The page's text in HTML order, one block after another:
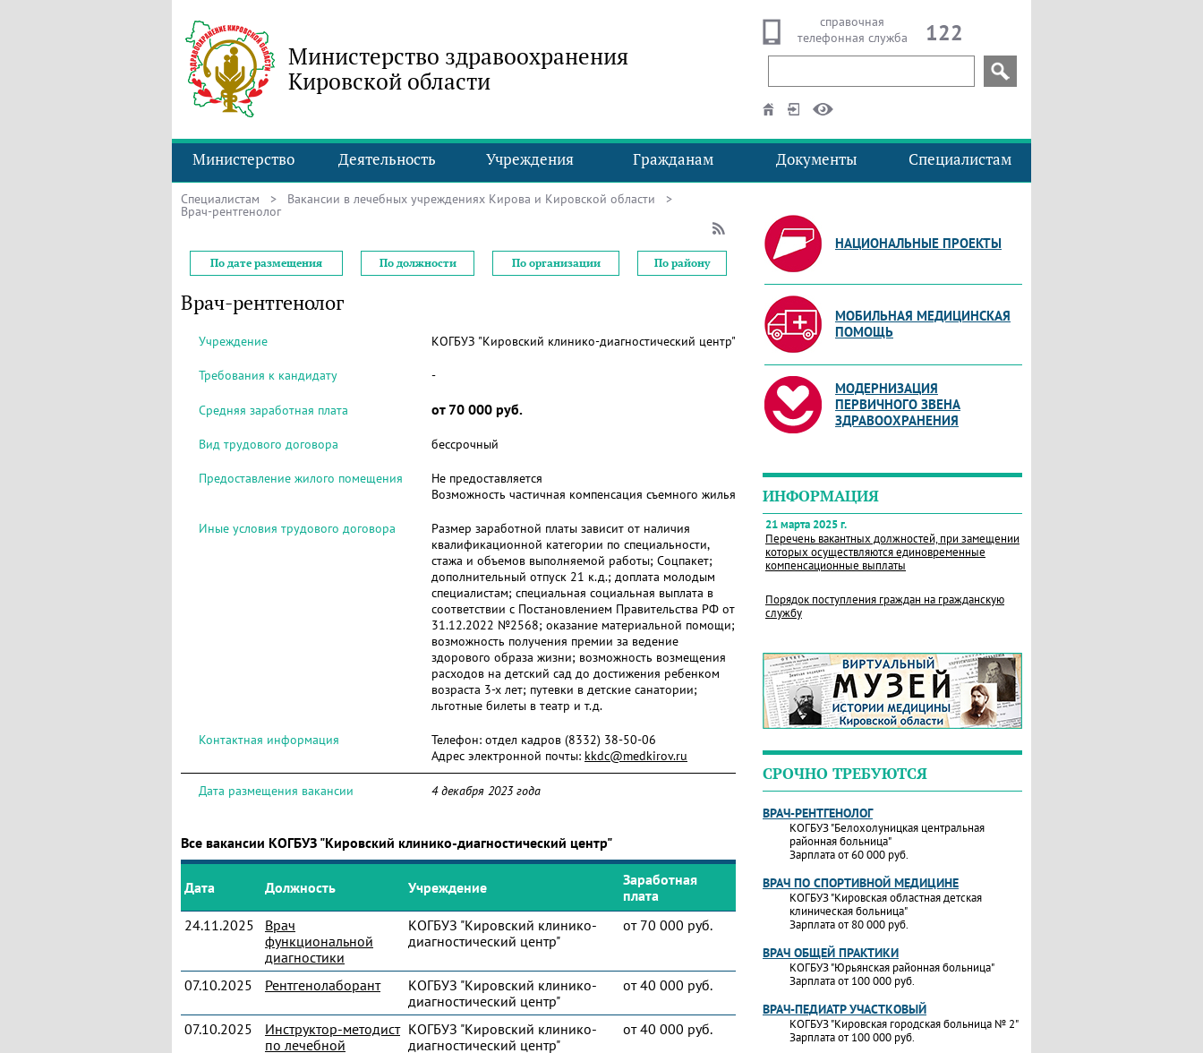
Министерство здравоохранения
Кировской области
справочная
телефонная служба
122
Министерство Деятельность Учреждения Гражданам Документы Специалистам
Специалистам > Вакансии в лечебных учреждениях Кирова и Кировской области >
Врач-рентгенолог
По дате размещения По должности По организации По району
Врач-рентгенолог
Учреждение КОГБУЗ "Кировский клинико-диагностический центр"
Требования к кандидату -
Средняя заработная плата от 70 000 руб.
Вид трудового договора бессрочный
Предоставление жилого помещения
Не предоставляется
Возможность частичная компенсация съемного жилья
Иные условия трудового договора
Размер заработной платы зависит от наличия
квалификационной категории по специальности,
стажа и объемов выполняемой работы; Соцпакет;
дополнительный отпуск 21 к.д.; доплата молодым
специалистам; специальная социальная выплата в
соответствии с Постановлением Правительства РФ от
31.12.2022 №2568; оказание материальной помощи;
возможность получения премии за ведение
здорового образа жизни; возможность возмещения
расходов на детский сад до достижения ребенком
возраста 3-х лет; путевки в детские санатории;
льготные билеты в театр и т.д.
Контактная информация Телефон: отдел кадров (8332) 38-50-06
Адрес электронной почты: kkdc@medkirov.ru
Дата размещения вакансии 4 декабря 2023 года
Все вакансии КОГБУЗ "Кировский клинико-диагностический центр"
Дата Должность Учреждение
Заработная
плата
24.11.2025
Врач
функциональной
диагностики
КОГБУЗ "Кировский клинико-
диагностический центр"
от 70 000 руб.
07.10.2025 Рентгенолаборант
КОГБУЗ "Кировский клинико-
диагностический центр"
от 40 000 руб.
07.10.2025
Инструктор-методист
по лечебной
КОГБУЗ "Кировский клинико-
диагностический центр"
от 40 000 руб.
НАЦИОНАЛЬНЫЕ ПРОЕКТЫ
МОБИЛЬНАЯ МЕДИЦИНСКАЯ
ПОМОЩЬ
МОДЕРНИЗАЦИЯ
ПЕРВИЧНОГО ЗВЕНА
ЗДРАВООХРАНЕНИЯ
ИНФОРМАЦИЯ
21 марта 2025 г.
Перечень вакантных должностей, при замещении
которых осуществляются единовременные
компенсационные выплаты
Порядок поступления граждан на гражданскую
службу
СРОЧНО ТРЕБУЮТСЯ
ВРАЧ-РЕНТГЕНОЛОГ
КОГБУЗ "Белохолуницкая центральная
районная больница"
Зарплата от 60 000 руб.
ВРАЧ ПО СПОРТИВНОЙ МЕДИЦИНЕ
КОГБУЗ "Кировская областная детская
клиническая больница"
Зарплата от 80 000 руб.
ВРАЧ ОБЩЕЙ ПРАКТИКИ
КОГБУЗ "Юрьянская районная больница"
Зарплата от 100 000 руб.
ВРАЧ-ПЕДИАТР УЧАСТКОВЫЙ
КОГБУЗ "Кировская городская больница № 2"
Зарплата от 100 000 руб.